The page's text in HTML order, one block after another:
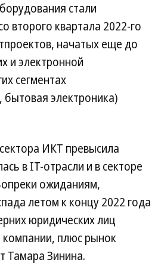
стали
второго квартала 2022-го
начатых еще до
и электронной
сегментах
электроника)
ИКТ превысила
в IT-отрасли и в секторе
ожиданиям,
летом к концу 2022 года
юридических лиц
плюс рынок
Тамара Зинина.